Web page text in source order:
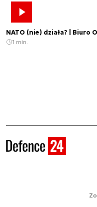
NATO (nie) działa? | Biuro
1 min.